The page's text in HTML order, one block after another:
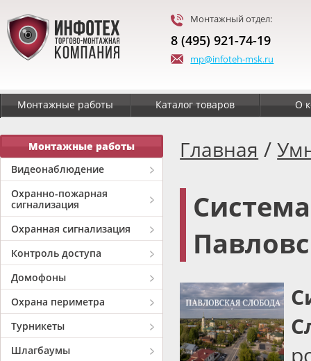
Монтажный отдел:
8 (495) 921-74-19
mp@infoteh-msk.ru
Монтажные работы Каталог товаров О
Монтажные работы
Видеонаблюдение
Охранно-пожарная
сигнализация
Охранная сигнализация
Контроль доступа
Домофоны
Охрана периметра
Турникеты
Шлагбаумы
Главная /
Система